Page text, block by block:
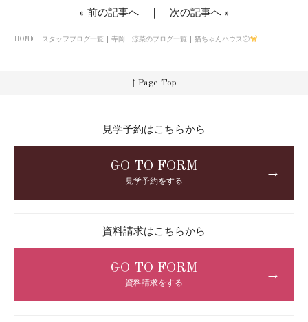
« 前の記事へ｜ 次の記事へ»
HOME スタッフブログ一覧 寺岡 涼菜のブログ一覧 猫ちゃんハウス②
↑ Page Top
見学予約はこちらから
GO TO FORM
見学予約をする
→
資料請求はこちらから
GO TO FORM
資料請求をする
→